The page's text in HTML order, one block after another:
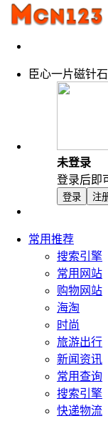
臣心一片磁针
未登录
登录后即
登录 注
常用推荐
搜索引擎
常用网站
购物网站
海淘
时尚
旅游出行
新闻资讯
常用查询
搜索引擎
快递物流